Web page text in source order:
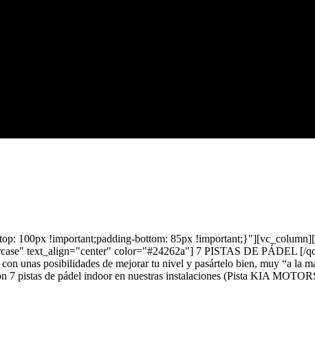
100px !important;padding-bottom: 85px
text_align="center" color="#24262a"] 7 PISTAS DE PÁDEL [/
unas posibilidades de mejorar tu nivel y pasártelo bien, muy “a la
7 pistas de pádel indoor en nuestras instalaciones (Pista KIA